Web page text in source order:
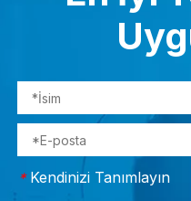
* Kendinizi Tanımlayın